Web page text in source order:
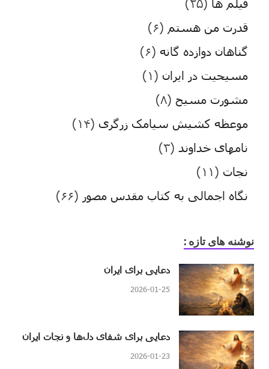
فیلم ها (۲۵)
قدرت من هستم (۶)
گناهان دوازده گانه (۶)
مسیحیت در ایران (۱)
مشورت مسیح (۸)
موعظه کشیش سیامک زرگری (۱۴)
نامهای خداوند (۳)
نجات (۱۱)
نگاه اجمالی به کتاب مقدس مصور (۶۶)
نوشنه های تازه :
دعایی برای ایران
2026-01-25
دعایی برای شفای دل‌ها و نجات ایران
2026-01-23